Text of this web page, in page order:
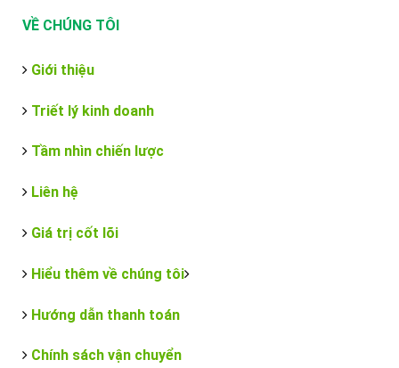
VỀ CHÚNG TÔI
Giới thiệu
Triết lý kinh doanh
Tầm nhìn chiến lược
Liên hệ
Giá trị cốt lõi
Hiểu thêm về chúng tôi
Hướng dẫn thanh toán
Chính sách vận chuyển